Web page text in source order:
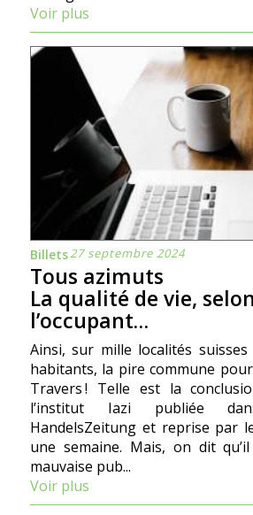
Voir plus
Billets27 septembre 2024
Tous azimuts
La qualité de vie, selon
l’occupant…
Ainsi, sur mille localités
habitants, la pire commune
Travers ! Telle est la
l’institut Iazi publiée
HandelsZeitung et reprise par
une semaine. Mais, on dit
mauvaise pub...
Voir plus